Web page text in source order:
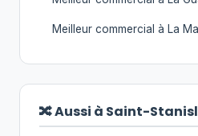
Meilleur commercial à La
🔀 Aussi à Saint-